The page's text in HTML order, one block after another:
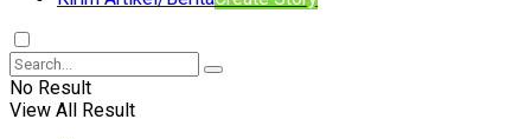
No Result
View All Result